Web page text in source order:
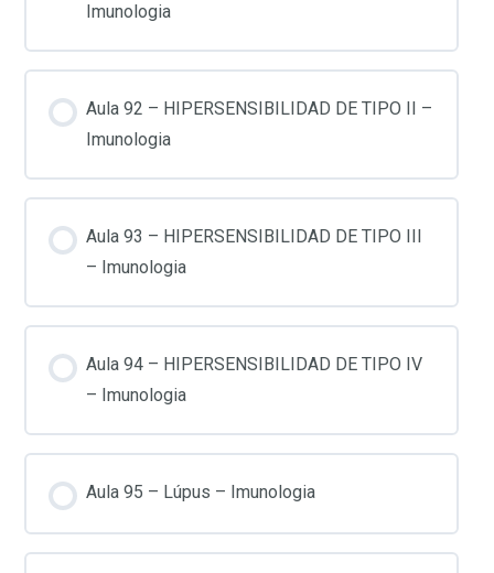
Imunologia
Aula 92 – HIPERSENSIBILIDAD DE TIPO II –
Imunologia
Aula 93 – HIPERSENSIBILIDAD DE TIPO III
– Imunologia
Aula 94 – HIPERSENSIBILIDAD DE TIPO IV
– Imunologia
Aula 95 – Lúpus – Imunologia